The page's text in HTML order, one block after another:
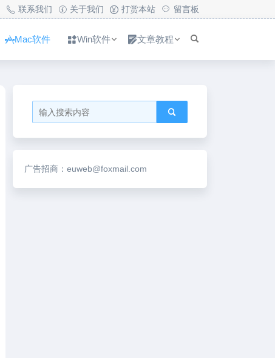
联系我们 关于我们 打赏本站 留言板
Mac软件 Win软件 文章教程
广告招商：euweb@foxmail.com